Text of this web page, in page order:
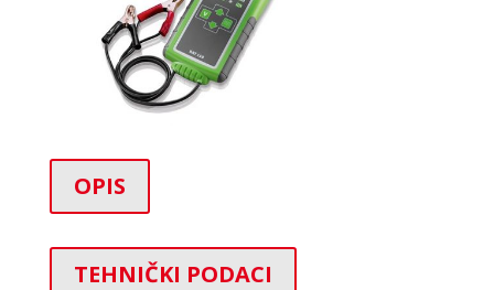
OPIS
TEHNIČKI PODACI